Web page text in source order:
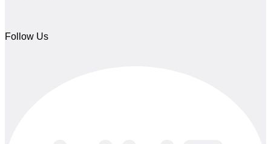
Follow Us